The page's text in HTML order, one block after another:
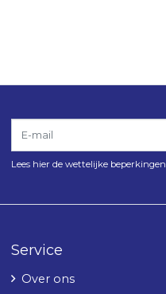
E-mail
Lees hier de wettelijke beperkingen
Service
Over ons